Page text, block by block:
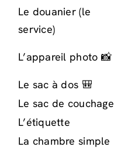
Le douanier (le
service)
L’appareil photo 📸
Le sac à dos 🎒
Le sac de couchage
L’étiquette
La chambre simple